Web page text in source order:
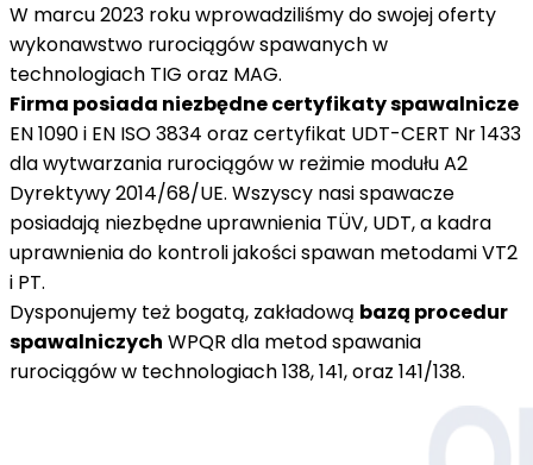
W marcu 2023 roku wprowadziliśmy do swojej oferty
wykonawstwo rurociągów spawanych w
technologiach TIG oraz MAG.
Firma posiada niezbędne certyfikaty spawalnicze
EN 1090 i EN ISO 3834 oraz certyfikat UDT-CERT Nr 1433
dla wytwarzania rurociągów w reżimie modułu A2
Dyrektywy 2014/68/UE. Wszyscy nasi spawacze
posiadają niezbędne uprawnienia TÜV, UDT, a kadra
uprawnienia do kontroli jakości spawan metodami VT2
i PT.
Dysponujemy też bogatą, zakładową bazą procedur
spawalniczych WPQR dla metod spawania
rurociągów w technologiach 138, 141, oraz 141/138.